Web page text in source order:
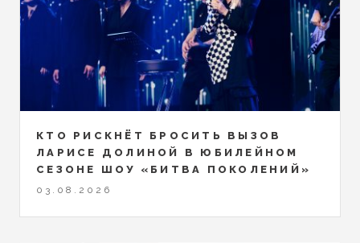
КТО РИСКНЁТ БРОСИТЬ ВЫЗОВ
ЛАРИСЕ ДОЛИНОЙ В ЮБИЛЕЙНОМ
СЕЗОНЕ ШОУ «БИТВА ПОКОЛЕНИЙ»
03.08.2026